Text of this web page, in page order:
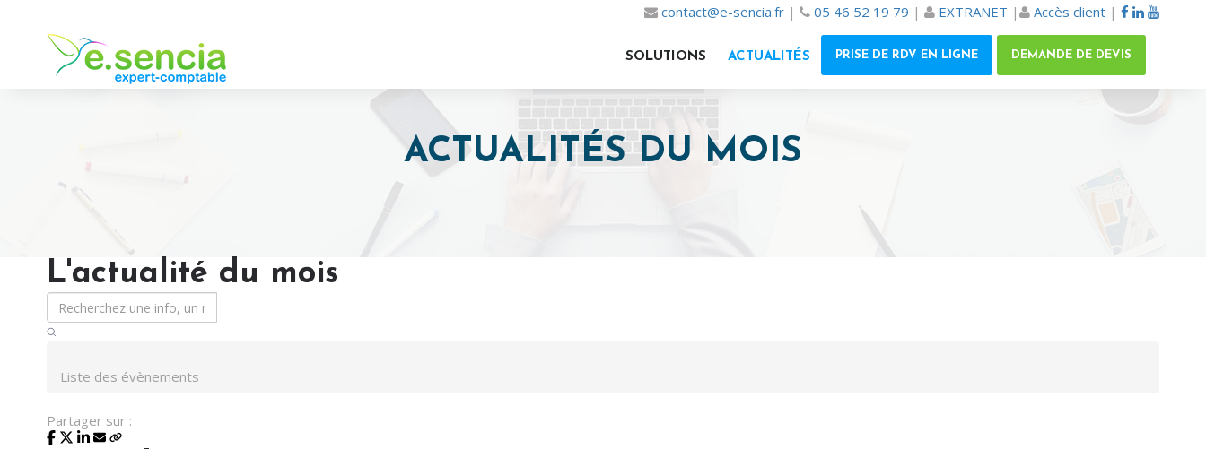
contact@e-sencia.fr | 05 46 52 19 79 | EXTRANET | Accès client |
SOLUTIONS ACTUALITÉS PRISE DE RDV EN LIGNE DEMANDE DE DEVIS
ACTUALITÉS DU MOIS
L'actualité du mois
Liste des évènements
Partager sur :